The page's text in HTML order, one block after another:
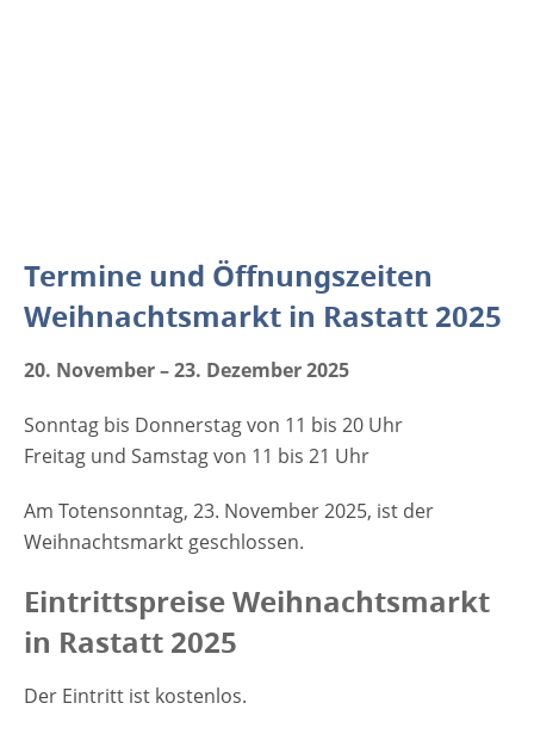
Termine und Öffnungszeiten
Weihnachtsmarkt in Rastatt 2025
20. November – 23. Dezember 2025
Sonntag bis Donnerstag von 11 bis 20 Uhr
Freitag und Samstag von 11 bis 21 Uhr
Am Totensonntag, 23. November 2025, ist der
Weihnachtsmarkt geschlossen.
Eintrittspreise Weihnachtsmarkt
in Rastatt 2025
Der Eintritt ist kostenlos.